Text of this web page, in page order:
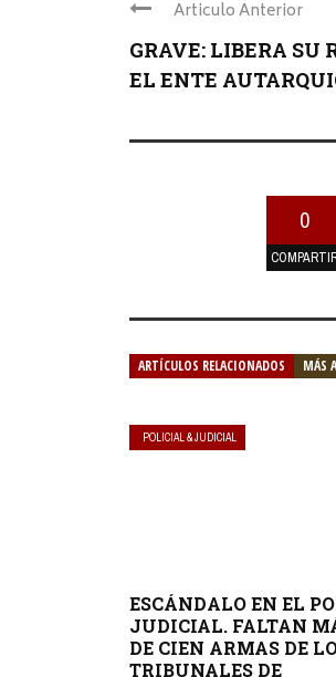
Articulo Anterior
GRAVE: LIBERA SU
EL ENTE
0
ARTÍCULOS RELACIONADOS MÁS
POLICIAL & JUDICIAL
ESCÁNDALO EN EL
JUDICIAL. FALTAN
DE CIEN ARMAS DE
TRIBUNALES DE